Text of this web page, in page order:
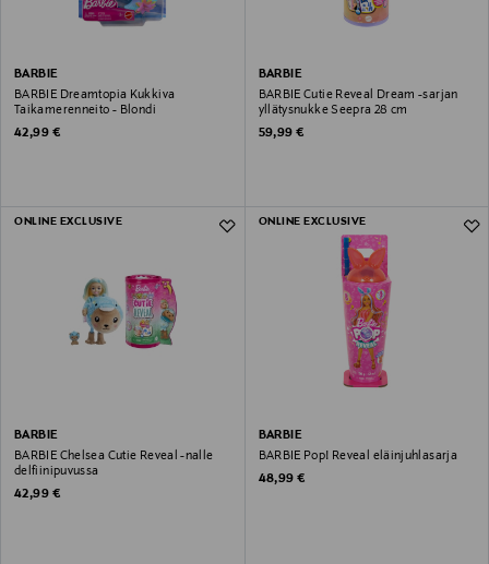
BARBIE
BARBIE Dreamtopia Kukkiva
Taikamerenneito - Blondi
Original Price
42,99 €
BARBIE
BARBIE️ Cutie Reveal Dream -sarjan
yllätysnukke Seepra 28 cm
Original Price
59,99 €
ONLINE EXCLUSIVE
BARBIE
BARBIE Chelsea Cutie Reveal -nalle
delfiinipuvussa
Original Price
42,99 €
ONLINE EXCLUSIVE
BARBIE
BARBIE Pop! Reveal eläinjuhlasarja
Original Price
48,99 €